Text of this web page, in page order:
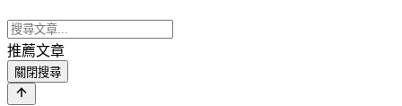
推薦文章
關閉搜尋